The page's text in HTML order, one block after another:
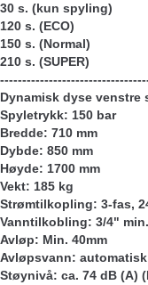
30 s. (kun spyling)
120 s. (ECO)
150 s. (Normal)
210 s. (SUPER)
Dynamisk dyse venstre
Spyletrykk: 150 bar
Bredde: 710 mm
Dybde: 850 mm
Høyde: 1700 mm
Vekt: 185 kg
Strømtilkopling: 3-fas,
Vanntilkobling: 3/4" min.
Avløp: Min. 40mm
Avløpsvann:
Støynivå: ca. 74 dB (A)